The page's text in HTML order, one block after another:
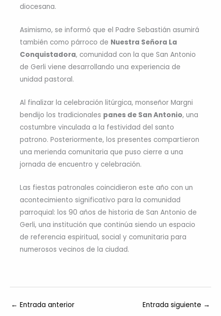
diocesana.
Asimismo, se informó que el Padre Sebastián asumirá
también como párroco de Nuestra Señora La
Conquistadora, comunidad con la que San Antonio
de Gerli viene desarrollando una experiencia de
unidad pastoral.
Al finalizar la celebración litúrgica, monseñor Margni
bendijo los tradicionales panes de San Antonio, una
costumbre vinculada a la festividad del santo
patrono. Posteriormente, los presentes compartieron
una merienda comunitaria que puso cierre a una
jornada de encuentro y celebración.
Las fiestas patronales coincidieron este año con un
acontecimiento significativo para la comunidad
parroquial: los 90 años de historia de San Antonio de
Gerli, una institución que continúa siendo un espacio
de referencia espiritual, social y comunitaria para
numerosos vecinos de la ciudad.
← Entrada anterior Entrada siguiente →